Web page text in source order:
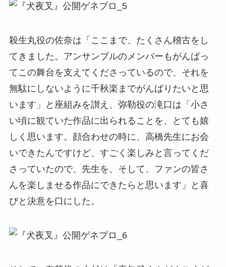
殺生丸役の佐奈は「ここまで、たくさん稽古をし
てきました。アンサンブルのメンバーもがんばっ
てこの舞台を支えてくださっているので、それを
無駄にしないように千秋楽までがんばりたいと思
います」と座組みを讃え、弥勒役の滝口は「小さ
い頃に観ていた作品に出られることを、とても嬉
しく思います。顔合わせの時に、高橋先生にお会
いできたんですけど、すごく楽しみと言ってくだ
さっていたので、先生を、そして、ファンの皆さ
んを楽しませる作品にできたらと思います」と喜
びと決意を口にした。